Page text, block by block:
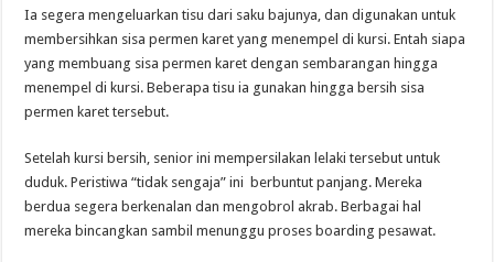
Ia segera mengeluarkan tisu dari saku bajunya, dan digunakan untuk
membersihkan sisa permen karet yang menempel di kursi. Entah siapa
yang membuang sisa permen karet dengan sembarangan hingga
menempel di kursi. Beberapa tisu ia gunakan hingga bersih sisa
permen karet tersebut.
Setelah kursi bersih, senior ini mempersilakan lelaki tersebut untuk
duduk. Peristiwa “tidak sengaja” ini berbuntut panjang. Mereka
berdua segera berkenalan dan mengobrol akrab. Berbagai hal
mereka bincangkan sambil menunggu proses boarding pesawat.